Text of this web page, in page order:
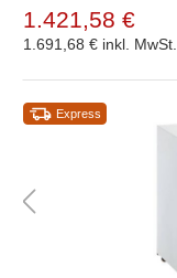
1.421,58 €
1.691,68 € inkl. MwSt.
Express